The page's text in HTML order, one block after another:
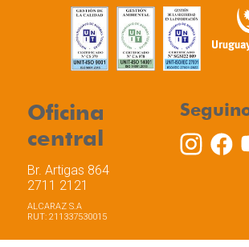
Oficina
central
Br. Artigas 864
2711 2121
ALCARAZ S.A
RUT: 211337530015